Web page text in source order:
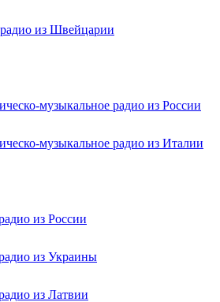
из Швейцарии
музыкальное радио из России
музыкальное радио из Италии
из России
из Украины
из Латвии